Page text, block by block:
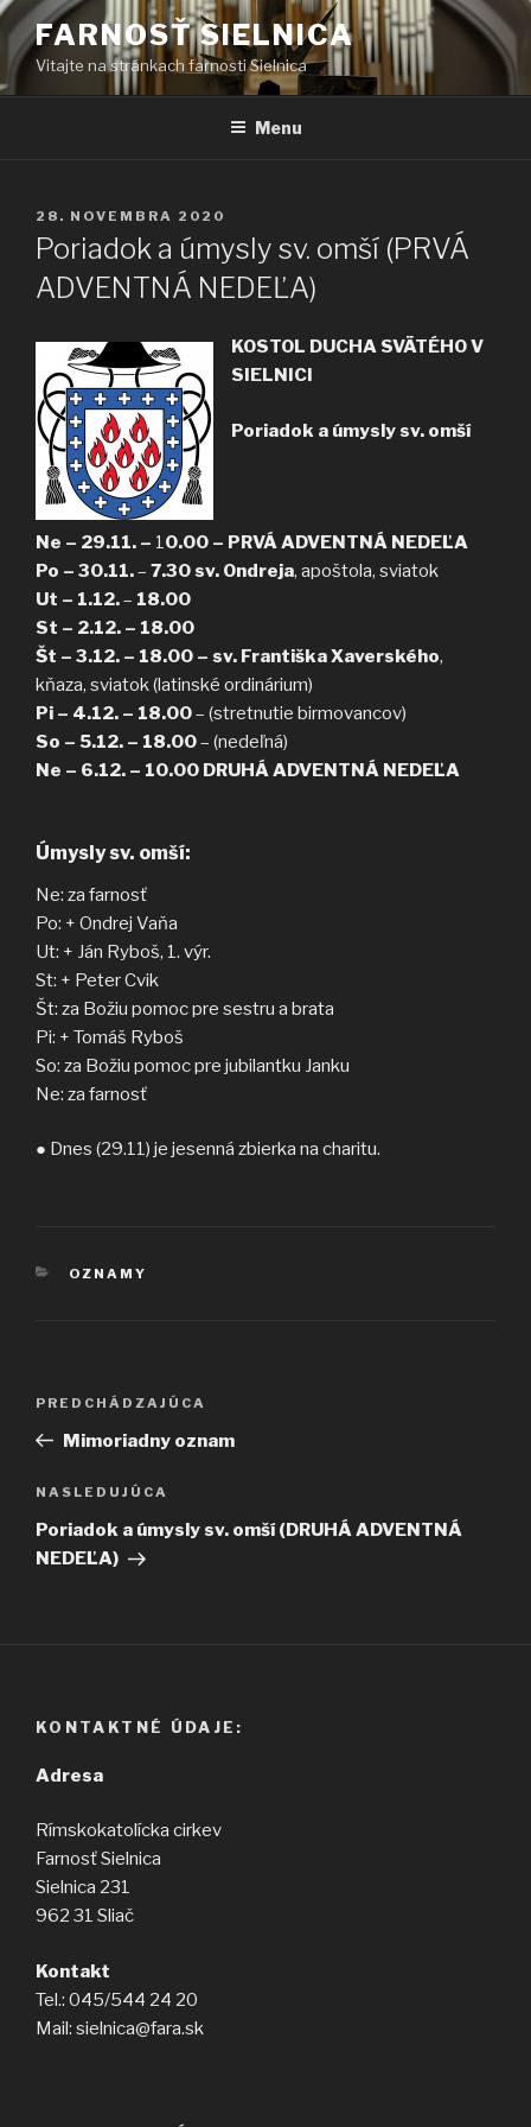
Prejsť
obsah
FARNOSŤ SIELNICA
Vitajte na stránkach farnosti Sielnica
Menu
PUBLIKOVANÉ
28. NOVEMBRA 2020
Poriadok a úmysly sv. omší (PRVÁ
ADVENTNÁ NEDEĽA)
KOSTOL DUCHA SVÄTÉHO V
SIELNICI
Poriadok a úmysly sv. omší
Ne – 29.11. – 10.00 – PRVÁ ADVENTNÁ NEDEĽA
Po – 30.11.– 7.30sv. Ondreja, apoštola, sviatok
Ut – 1.12.– 18.00
St – 2.12. – 18.00
Št – 3.12. – 18.00 – sv. Františka Xaverského,
kňaza, sviatok (latinské ordinárium)
Pi – 4.12. – 18.00– (stretnutie birmovancov)
So – 5.12. – 18.00– (nedeľná)
Ne – 6.12. – 10.00 DRUHÁ ADVENTNÁ NEDEĽA
Úmysly sv. omší:
Ne: za farnosť
Po: + Ondrej Vaňa
Ut: + Ján Ryboš, 1. výr.
St: + Peter Cvik
Št: za Božiu pomoc pre sestru a brata
Pi: + Tomáš Ryboš
So: za Božiu pomoc pre jubilantku Janku
Ne: za farnosť
● Dnes (29.11) je jesenná zbierka na charitu.
KATEGÓRIE
OZNAMY
Navigácia
článku
Predchádzajúci
článok
PREDCHÁDZAJÚCA
Mimoriadny oznam
Ďalší
článok
NASLEDUJÚCA
Poriadok a úmysly sv. omší (DRUHÁ ADVENTNÁ
NEDEĽA)
KONTAKTNÉ ÚDAJE:
Adresa
Rímskokatolícka cirkev
Farnosť Sielnica
Sielnica 231
962 31 Sliač
Kontakt
Tel.: 045/544 24 20
Mail: sielnica@fara.sk